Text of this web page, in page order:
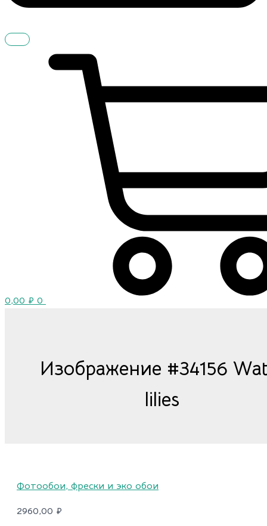
0,00 ₽ 0
Изображение #34156
lilies
Фотообои, фрески и эко обои
2960,00 ₽